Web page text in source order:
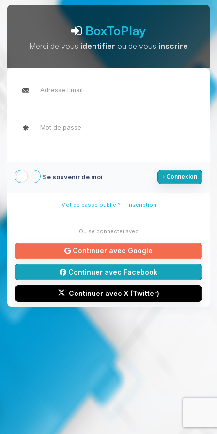
BoxToPlay
Merci de vous identifier ou de vous inscrire
Se souvenir de moi Connexion
Mot de passe oublié ? - Inscription
Ou se connecter avec
Continuer avec Google
Continuer avec Facebook
Continuer avec X (Twitter)